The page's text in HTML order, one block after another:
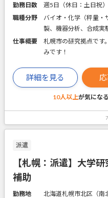
勤務日数
週5日（休日：土日祝）
職種分野
バイオ・化学（秤量・
製、機器分析、合成実
仕事概要
札幌市の研究拠点です
みです！
詳細を見る
10人以上が気にな
派遣
【札幌：派遣】大学
補助
勤務地 北海道札幌市北区（南